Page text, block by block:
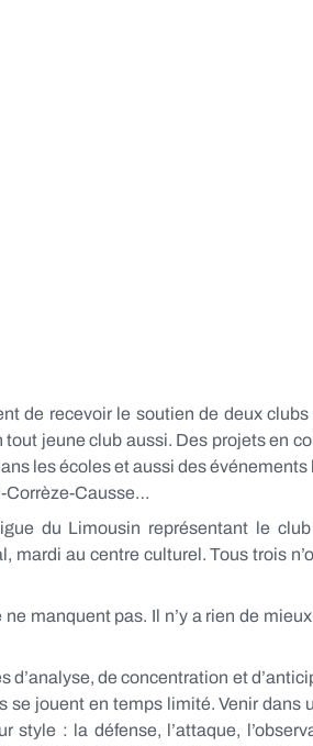
de recevoir le soutien de deux clubs
jeune club aussi. Des projets en
les écoles et aussi des événements
Corrèze-Causse…
du Limousin représentant le
mardi au centre culturel. Tous trois
manquent pas. Il n’y a rien de mieux
d’analyse, de concentration et
se jouent en temps limité. Venir dans
style : la défense, l’attaque,